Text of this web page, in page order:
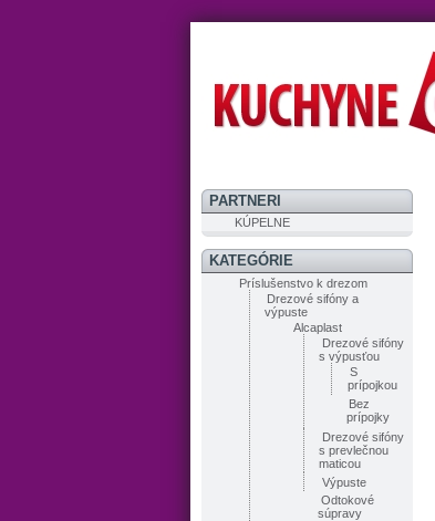
PARTNERI
KÚPELNE
KATEGÓRIE
Príslušenstvo k drezom
Drezové sifóny a
výpuste
Alcaplast
Drezové sifóny
s výpusťou
S
prípojkou
Bez
prípojky
Drezové sifóny
s prevlečnou
maticou
Výpuste
Odtokové
súpravy